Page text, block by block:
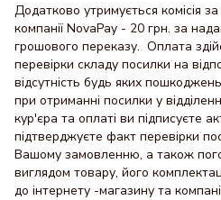
Додатково утримується комісія
компанії NovaPay - 20 грн. за
грошового переказу. Оплата
перевірки складу посилки на
відсутність будь яких
при отриманні посилки у
кур'єра та оплаті ви підписуєте
підтверджуєте факт перевірки
Вашому замовленню, а також
виглядом товару, його
до інтернету -магазину та